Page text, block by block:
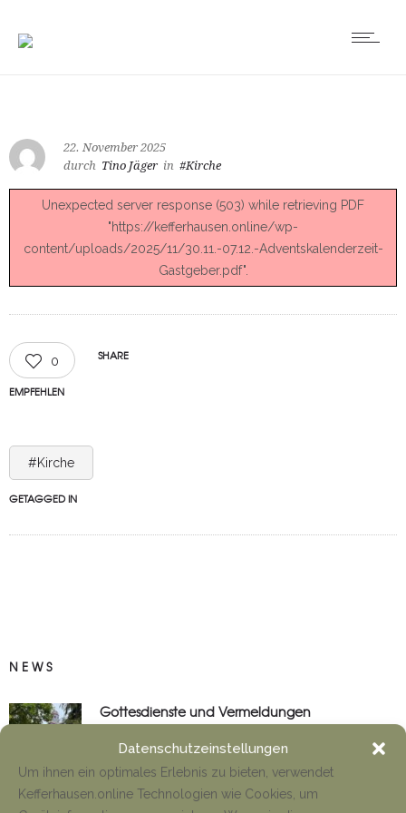
Datenschutzeinstellungen
Um ihnen ein optimales Erlebnis zu bieten, verwendet
Kefferhausen.online Technologien wie Cookies, um
22. November 2025
durch Tino Jäger in #Kirche
Unexpected server response (503) while retrieving PDF
"https://kefferhausen.online/wp-
content/uploads/2025/11/30.11.-07.12.-Adventskalenderzeit-
Gastgeber.pdf".
0
EMPFEHLEN
SHARE
#Kirche
GETAGGED IN
NEWS
Gottesdienste und Vermeldungen